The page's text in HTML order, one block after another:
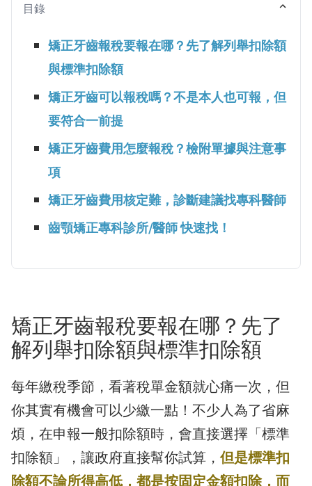
目錄
矯正牙齒報稅要報在哪？先了解列舉扣除額
與標準扣除額
矯正牙齒可以報稅嗎？不是本人也可報，但
要符合一前提
矯正牙齒費用怎麼報稅？檢附單據與注意事
項
矯正牙齒費用核定難，診斷建議找專科醫師
齒顎矯正專科診所/醫師 快速找！
矯正牙齒報稅要報在哪？先了
解列舉扣除額與標準扣除額
每年繳稅季節，看著稅單金額就心痛一次，但
你其實有機會可以少繳一點！不少人為了省麻
煩，在申報一般扣除額時，會直接選擇「標準
扣除額」，讓政府直接幫你試算，但是標準扣
除額不論所得高低，都是按固定金額扣除，而